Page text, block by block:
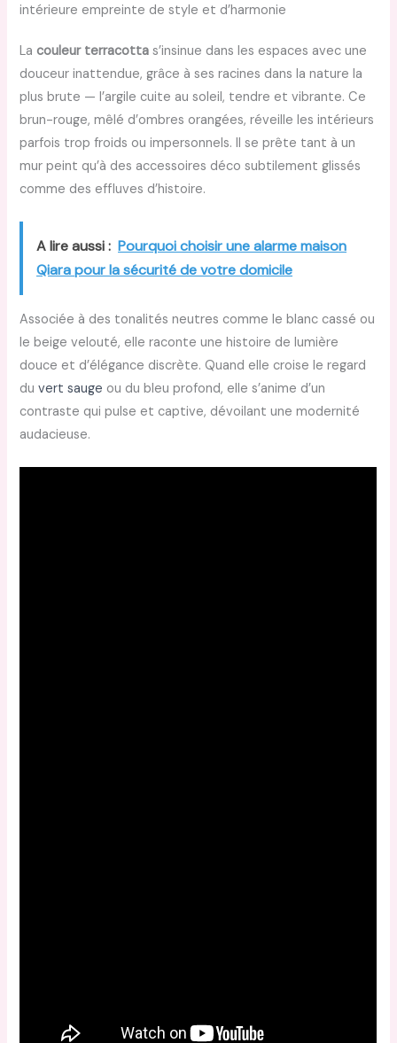
intérieure empreinte de style et d’harmonie
Lacouleur terracotta s’insinue dans les espaces avec une
douceur inattendue, grâce à ses racines dans la nature la
plus brute — l’argile cuite au soleil, tendre et vibrante. Ce
brun-rouge, mêlé d’ombres orangées, réveille les intérieurs
parfois trop froids ou impersonnels. Il se prête tant à un
mur peint qu’à des accessoires déco subtilement glissés
comme des effluves d’histoire.
A lire aussi : Pourquoi choisir une alarme maison
Qiara pour la sécurité de votre domicile
Associée à des tonalités neutres comme le blanc cassé ou
le beige velouté, elle raconte une histoire de lumière
douce et d’élégance discrète. Quand elle croise le regard
duvert sauge ou du bleu profond, elle s’anime d’un
contraste qui pulse et captive, dévoilant une modernité
audacieuse.